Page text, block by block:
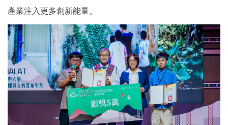
產業注入更多創新能量。